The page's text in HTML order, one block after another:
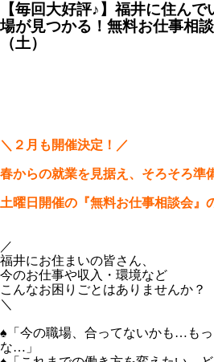
【毎回大好評♪】福井に住ん
場が見つかる！無料お仕事相
（土）
＼２月も開催決定！／
春からの就業を見据え、そろそろ準
土曜日開催の『無料お仕事相談会
／
福井にお住まいの皆さん、
今のお仕事や収入・環境など
こんなお困りごとはありませんか？
＼
♠「今の職場、合ってないかも…も
な…」